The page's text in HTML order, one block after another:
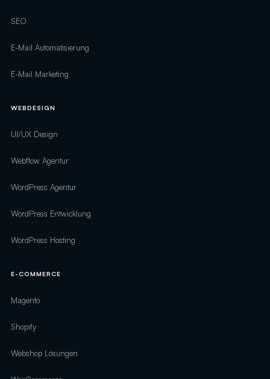
SEO
E-Mail Automatisierung
E-Mail Marketing
WEBDESIGN
UI/UX Design
Webflow Agentur
WordPress Agentur
WordPress Entwicklung
WordPress Hosting
E-COMMERCE
Magento
Shopify
Webshop Lösungen